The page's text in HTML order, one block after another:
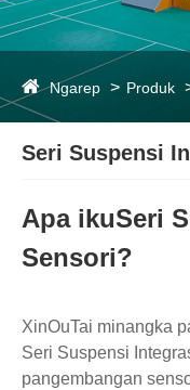
Ngarep Produk
Seri Suspensi
Apa ikuSeri
Sensori?
XinOuTai minangka
Seri Suspensi
pangembangan